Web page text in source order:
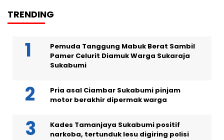
TRENDING
Pemuda Tanggung Mabuk Berat Sambil
Pamer Celurit Diamuk Warga Sukaraja
Sukabumi
Pria asal Ciambar Sukabumi pinjam
motor berakhir dipermak warga
Kades Tamanjaya Sukabumi positif
narkoba, tertunduk lesu digiring polisi